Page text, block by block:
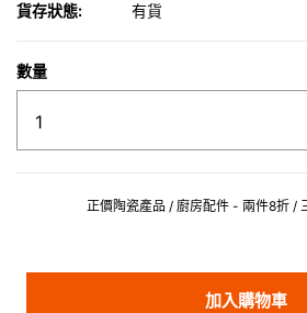
貨存狀態: 有貨
數量
正價陶瓷產品 / 廚房配件 - 兩件8折 /
加入購物車